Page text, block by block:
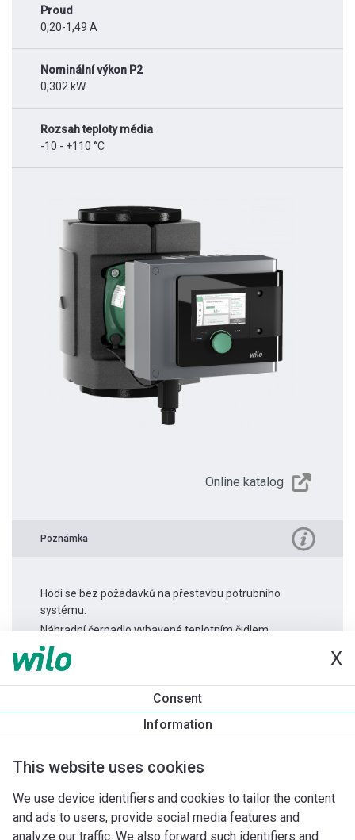
X
Consent
Information
This website uses cookies
We use device identifiers and cookies to tailor the content
and ads to users, provide social media features and
analyze our traffic. We also forward such identifiers and
Proud
0,20-1,49 A
Nominální výkon P2
0,302 kW
Rozsah teploty média
-10 - +110 °C
Online katalog
Poznámka
Hodí se bez požadavků na přestavbu potrubního
systému.
Náhradní čerpadlo vybavené teplotním čidlem.
Informace o produktu